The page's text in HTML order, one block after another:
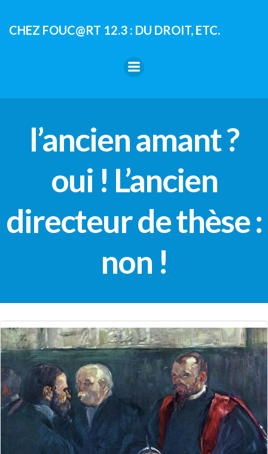
contenu
CHEZ FOUC@RT 12.3 : DU DROIT, ETC.
l’ancien amant ?
oui ! L’ancien
directeur de thèse :
non !